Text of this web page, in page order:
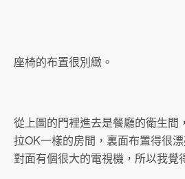
座椅的布置很別緻。
從上圖的門裡進去是餐廳的衛生間
拉OK一樣的房間，裏面布置得很
對面有個很大的電視機，所以我覺